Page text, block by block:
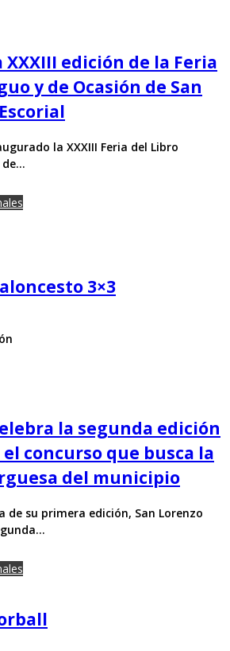
edición de la Feria
y de Ocasión de San
la XXXIII Feria del Libro
de…
3×3
la segunda edición
el concurso que busca la
del municipio
de su primera edición, San Lorenzo